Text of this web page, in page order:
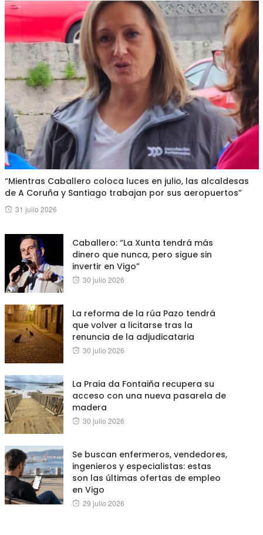
“Mientras Caballero coloca luces en julio, las alcaldesas
de A Coruña y Santiago trabajan por sus aeropuertos”
Posted
31 julio 2026
Caballero: “La Xunta tendrá más
dinero que nunca, pero sigue sin
invertir en Vigo”
Posted
30 julio 2026
La reforma de la rúa Pazo tendrá
que volver a licitarse tras la
renuncia de la adjudicataria
Posted
30 julio 2026
La Praia da Fontaiña recupera su
acceso con una nueva pasarela de
madera
Posted
30 julio 2026
Se buscan enfermeros, vendedores,
ingenieros y especialistas: estas
son las últimas ofertas de empleo
en Vigo
Posted
29 julio 2026